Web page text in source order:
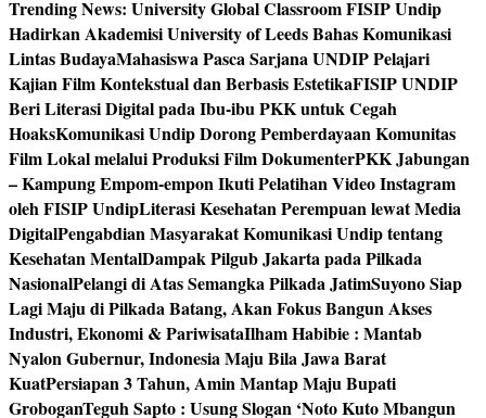
Trending News: University Global Classroom FISIP Undip
Hadirkan Akademisi University of Leeds Bahas Komunikasi
Lintas BudayaMahasiswa Pasca Sarjana UNDIP Pelajari
Kajian Film Kontekstual dan Berbasis EstetikaFISIP UNDIP
Beri Literasi Digital pada Ibu-ibu PKK untuk Cegah
HoaksKomunikasi Undip Dorong Pemberdayaan Komunitas
Film Lokal melalui Produksi Film DokumenterPKK Jabungan
– Kampung Empom-empon Ikuti Pelatihan Video Instagram
oleh FISIP UndipLiterasi Kesehatan Perempuan lewat Media
DigitalPengabdian Masyarakat Komunikasi Undip tentang
Kesehatan MentalDampak Pilgub Jakarta pada Pilkada
NasionalPelangi di Atas Semangka Pilkada JatimSuyono Siap
Lagi Maju di Pilkada Batang, Akan Fokus Bangun Akses
Industri, Ekonomi & PariwisataIlham Habibie : Mantab
Nyalon Gubernur, Indonesia Maju Bila Jawa Barat
KuatPersiapan 3 Tahun, Amin Mantap Maju Bupati
GroboganTeguh Sapto : Usung Slogan ‘Noto Kuto Mbangun